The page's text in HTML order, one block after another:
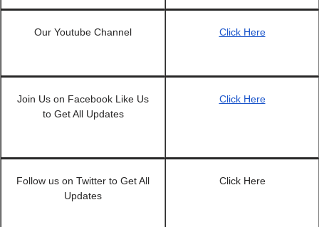
Our Youtube Channel Click Here
Join Us on Facebook Like Us
to Get All Updates
Click Here
Follow us on Twitter to Get All
Updates
Click Here